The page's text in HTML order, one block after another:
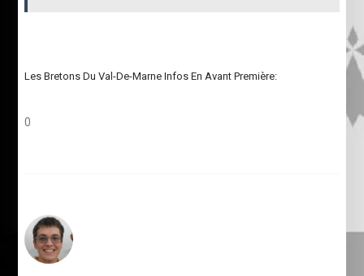
Les Bretons Du Val-De-Marne Infos En Avant Première:
0